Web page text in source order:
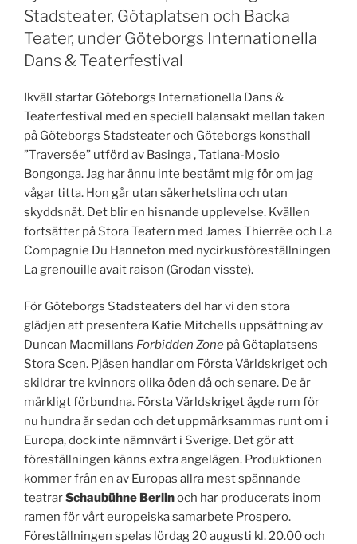
Stadsteater, Götaplatsen och Backa
Teater, under Göteborgs Internationella
Dans & Teaterfestival
Ikväll startar Göteborgs Internationella Dans &
Teaterfestival med en speciell balansakt mellan taken
på Göteborgs Stadsteater och Göteborgs konsthall
”Traversée” utförd av Basinga , Tatiana-Mosio
Bongonga. Jag har ännu inte bestämt mig för om jag
vågar titta. Hon går utan säkerhetslina och utan
skyddsnät. Det blir en hisnande upplevelse. Kvällen
fortsätter på Stora Teatern med James Thierrée och La
Compagnie Du Hanneton med nycirkusföreställningen
La grenouille avait raison (Grodan visste).
För Göteborgs Stadsteaters del har vi den stora
glädjen att presentera Katie Mitchells uppsättning av
Duncan Macmillans Forbidden Zone på Götaplatsens
Stora Scen. Pjäsen handlar om Första Världskriget och
skildrar tre kvinnors olika öden då och senare. De är
märkligt förbundna. Första Världskriget ägde rum för
nu hundra år sedan och det uppmärksammas runt om i
Europa, dock inte nämnvärt i Sverige. Det gör att
föreställningen känns extra angelägen. Produktionen
kommer från en av Europas allra mest spännande
teatrarSchaubühne Berlinoch har producerats inom
ramen för vårt europeiska samarbete Prospero.
Föreställningen spelas lördag 20 augusti kl. 20.00 och